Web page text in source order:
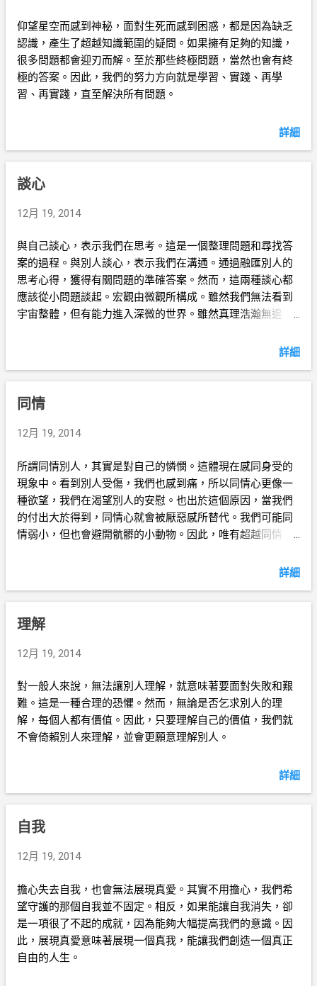
仰望星空而感到神秘，面對生死而感到困惑，都是因為缺乏
認識，產生了超越知識範圍的疑問。如果擁有足夠的知識，
很多問題都會迎刃而解。至於那些終極問題，當然也會有終
極的答案。因此，我們的努力方向就是學習、實踐、再學
習、再實踐，直至解決所有問題。
詳細
談心
12月 19, 2014
與自己談心，表示我們在思考。這是一個整理問題和尋找答
案的過程。與別人談心，表示我們在溝通。通過融匯別人的
思考心得，獲得有關問題的準確答案。然而，這兩種談心都
應該從小問題談起。宏觀由微觀所構成。雖然我們無法看到
宇宙整體，但有能力進入深微的世界。雖然真理浩瀚無邊，
詳細
同情
12月 19, 2014
所謂同情別人，其實是對自己的憐憫。這體現在感同身受的
現象中。看到別人受傷，我們也感到痛，所以同情心更像一
種欲望，我們在渴望別人的安慰。也出於這個原因，當我們
的付出大於得到，同情心就會被厭惡感所替代。我們可能同
情弱小，但也會避開骯髒的小動物。因此，唯有超越同情
詳細
理解
12月 19, 2014
對一般人來說，無法讓別人理解，就意味著要面對失敗和艱
難。這是一種合理的恐懼。然而，無論是否乞求別人的理
解，每個人都有價值。因此，只要理解自己的價值，我們就
不會倚賴別人來理解，並會更願意理解別人。
詳細
自我
12月 19, 2014
擔心失去自我，也會無法展現真愛。其實不用擔心，我們希
望守護的那個自我並不固定。相反，如果能讓自我消失，卻
是一項很了不起的成就，因為能夠大幅提高我們的意識。因
此，展現真愛意味著展現一個真我，能讓我們創造一個真正
自由的人生。